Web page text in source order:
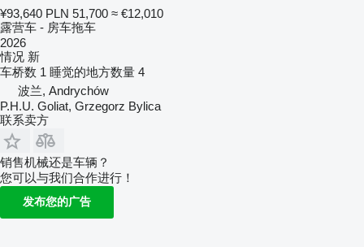
¥93,640 PLN 51,700 ≈ €12,010
露营车 - 房车拖车
2026
情况 新
车桥数 1 睡觉的地方数量 4
波兰, Andrychów
P.H.U. Goliat, Grzegorz Bylica
联系卖方
销售机械还是车辆？
您可以与我们合作进行！
发布您的广告